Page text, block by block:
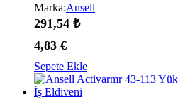
Marka:Ansell
291,54 ₺
4,83 €
Sepete Ekle